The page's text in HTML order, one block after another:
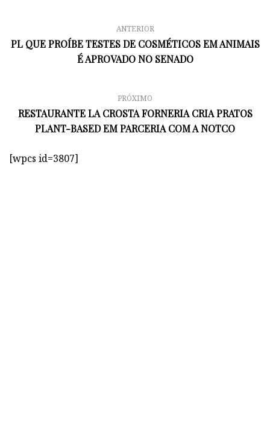
ANTERIOR
PL QUE PROÍBE TESTES DE COSMÉTICOS EM ANIMAIS
É APROVADO NO SENADO
PRÓXIMO
RESTAURANTE LA CROSTA FORNERIA CRIA PRATOS
PLANT-BASED EM PARCERIA COM A NOTCO
[wpcs id=3807]